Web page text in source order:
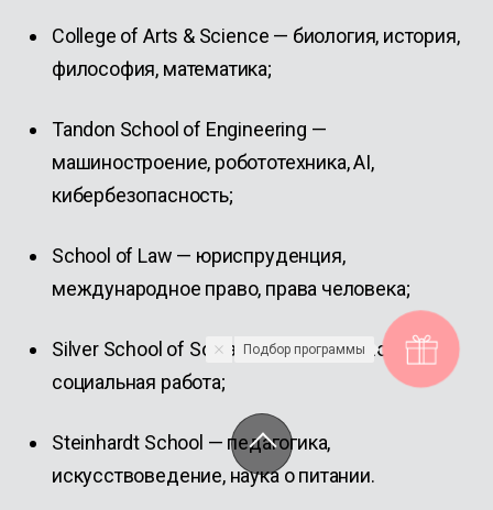
College of Arts & Science — биология, история,
философия, математика;
Tandon School of Engineering —
машиностроение, робототехника, AI,
кибербезопасность;
School of Law — юриспруденция,
международное право, права человека;
Silver School of Social Work — психология,
социальная работа;
Steinhardt School — педагогика,
искусствоведение, наука о питании.
Подбор программы